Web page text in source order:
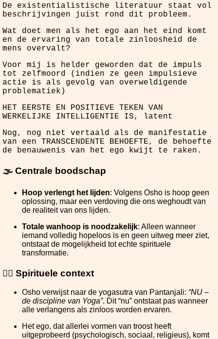
De existentialistische literatuur staat vol
beschrijvingen juist rond dit probleem.
Wat doet men als het ego aan het eind komt
en de ervaring van totale zinloosheid de
mens overvalt?
Voor mij is helder geworden dat de impuls
tot zelfmoord (indien ze geen impulsieve
actie is als gevolg van overweldigende
problematiek)
HET EERSTE EN POSITIEVE TEKEN VAN
WERKELIJKE INTELLIGENTIE IS, latent
Nog, nog niet vertaald als de manifestatie
van een TRANSCENDENTE BEHOEFTE, de behoefte
de benauwenis van het ego kwijt te raken.
🌫️ Centrale boodschap
Hoop verlengt het lijden: Volgens Osho is hoop geen
oplossing, maar een verdoving die ons weghoudt van
de realiteit van ons lijden.
Totale wanhoop is noodzakelijk: Alleen wanneer
iemand volledig hopeloos is en geen uitweg meer ziet,
ontstaat de mogelijkheid tot echte spirituele
transformatie.
🧘‍♂️ Spirituele context
Osho verwijst naar de yogasutra van Pantanjali: “NU –
de discipline van Yoga”. Dit “nu” ontstaat pas wanneer
alle verlangens als zinloos worden ervaren.
Het ego, dat allerlei vormen van troost heeft
uitgeprobeerd (psychologisch, sociaal, religieus), komt